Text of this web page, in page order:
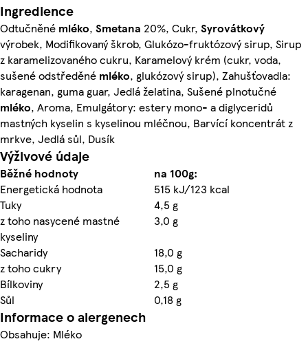
Ingredience
Odtučněné mléko, Smetana 20%, Cukr, Syrovátkový
výrobek, Modifikovaný škrob, Glukózo-fruktózový sirup, Sirup
z karamelizovaného cukru, Karamelový krém (cukr, voda,
sušené odstředěné mléko, glukózový sirup), Zahušťovadla:
karagenan, guma guar, Jedlá želatina, Sušené plnotučné
mléko, Aroma, Emulgátory: estery mono- a diglyceridů
mastných kyselin s kyselinou mléčnou, Barvící koncentrát z
mrkve, Jedlá sůl, Dusík
Výživové údaje
Běžné hodnoty
na 100g:
Energetická hodnota
515 kJ/123 kcal
Tuky
4,5 g
z toho nasycené mastné
kyseliny
3,0 g
Sacharidy
18,0 g
z toho cukry
15,0 g
Bílkoviny
2,5 g
Sůl
0,18 g
Informace o alergenech
Obsahuje: Mléko